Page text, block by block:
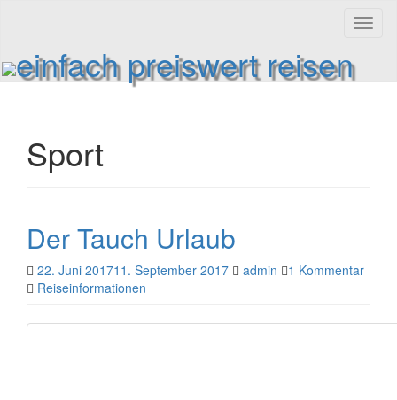
einfach preiswert reisen
Reiseinformationen und Reisetipps
Sport
Der Tauch Urlaub
22. Juni 201711. September 2017 admin
1 Kommentar
Reiseinformationen